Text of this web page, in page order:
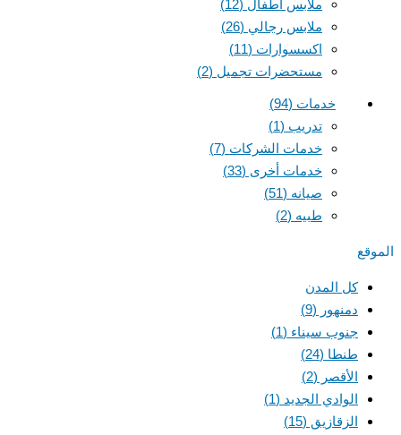
ملابس أطفال (12)
ملابس رجالي (26)
اكسسوارات (11)
مستحضرات تجميل (2)
خدمات (94)
تدريب (1)
خدمات الشركات (7)
خدمات أخرى (33)
صيانه (51)
طبيه (2)
الموقع
كل المدن
دمنهور (9)
جنوب سيناء (1)
طنطا (24)
الأقصر (2)
الوادي الجديد (1)
الزقازيق (15)